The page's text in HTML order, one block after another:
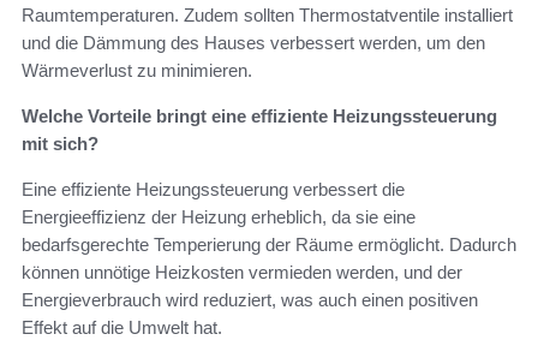
Raumtemperaturen. Zudem sollten Thermostatventile installiert
und die Dämmung des Hauses verbessert werden, um den
Wärmeverlust zu minimieren.
Welche Vorteile bringt eine effiziente Heizungssteuerung
mit sich?
Eine effiziente Heizungssteuerung verbessert die
Energieeffizienz der Heizung erheblich, da sie eine
bedarfsgerechte Temperierung der Räume ermöglicht. Dadurch
können unnötige Heizkosten vermieden werden, und der
Energieverbrauch wird reduziert, was auch einen positiven
Effekt auf die Umwelt hat.